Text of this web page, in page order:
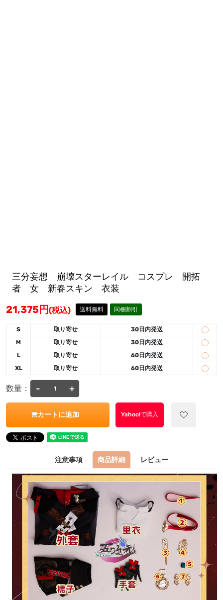
三分妄想 崩壊スターレイル コスプレ 開拓
者 女 新春スキン 衣装
21,375円(税込) 送料無料 同梱割引
S 取り寄せ
30日内発送
M
取り寄せ
30日内発送
L
取り寄せ
60日内発送
XL
取り寄せ 60日内発送
数量： - +
カートに追加 Yahoo!で購入
注意事項 商品詳細 レビュー